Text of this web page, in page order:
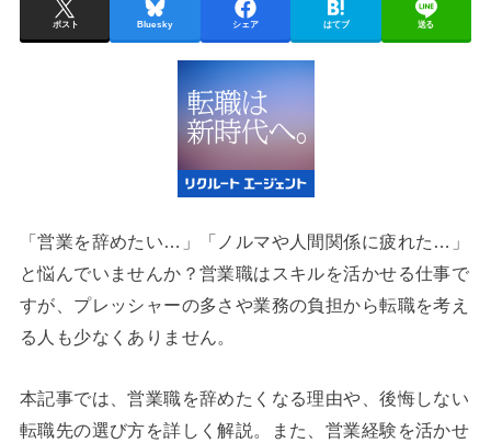
ポスト Bluesky シェア はてブ 送る
「営業を辞めたい…」「ノルマや人間関係に疲れた…」
と悩んでいませんか？営業職はスキルを活かせる仕事で
すが、プレッシャーの多さや業務の負担から転職を考え
る人も少なくありません。
本記事では、営業職を辞めたくなる理由や、後悔しない
転職先の選び方を詳しく解説。また、営業経験を活かせ